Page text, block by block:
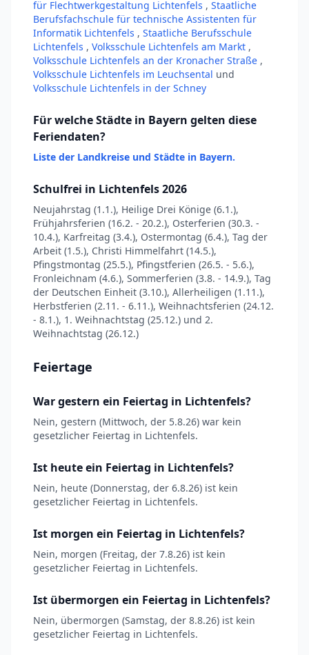
für Flechtwerkgestaltung Lichtenfels , Staatliche
Berufsfachschule für technische Assistenten für
Informatik Lichtenfels , Staatliche Berufsschule
Lichtenfels , Volksschule Lichtenfels am Markt ,
Volksschule Lichtenfels an der Kronacher Straße ,
Volksschule Lichtenfels im Leuchsental und
Volksschule Lichtenfels in der Schney
Für welche Städte in Bayern gelten diese
Feriendaten?
Liste der Landkreise und Städte in Bayern.
Schulfrei in Lichtenfels 2026
Neujahrstag (1.1.), Heilige Drei Könige (6.1.),
Frühjahrsferien (16.2. - 20.2.), Osterferien (30.3. -
10.4.), Karfreitag (3.4.), Ostermontag (6.4.), Tag der
Arbeit (1.5.), Christi Himmelfahrt (14.5.),
Pfingstmontag (25.5.), Pfingstferien (26.5. - 5.6.),
Fronleichnam (4.6.), Sommerferien (3.8. - 14.9.), Tag
der Deutschen Einheit (3.10.), Allerheiligen (1.11.),
Herbstferien (2.11. - 6.11.), Weihnachtsferien (24.12.
- 8.1.), 1. Weihnachtstag (25.12.) und 2.
Weihnachtstag (26.12.)
Feiertage
War gestern ein Feiertag in Lichtenfels?
Nein, gestern (Mittwoch, der 5.8.26) war kein
gesetzlicher Feiertag in Lichtenfels.
Ist heute ein Feiertag in Lichtenfels?
Nein, heute (Donnerstag, der 6.8.26) ist kein
gesetzlicher Feiertag in Lichtenfels.
Ist morgen ein Feiertag in Lichtenfels?
Nein, morgen (Freitag, der 7.8.26) ist kein
gesetzlicher Feiertag in Lichtenfels.
Ist übermorgen ein Feiertag in Lichtenfels?
Nein, übermorgen (Samstag, der 8.8.26) ist kein
gesetzlicher Feiertag in Lichtenfels.